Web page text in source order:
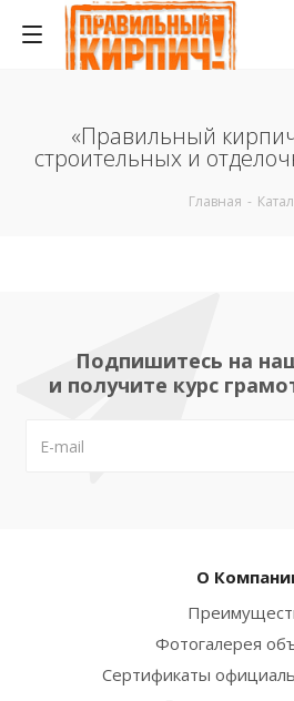
«Правильный
строительных и
Главная -
Подпишитесь на
и получите курс
О
Фотогалерея
Сертификаты